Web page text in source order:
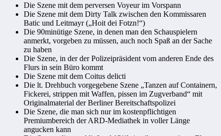
Die Szene mit dem perversen Voyeur im Vorspann
Die Szene mit dem Dirty Talk zwischen den Kommissaren
Batic und Leitmayr („Hoit dei Fotzn!“)
Die 90minütige Szene, in denen man den Schauspielern
anmerkt, vorgeben zu müssen, auch noch Spaß an der Sache
zu haben
Die Szene, in der der Polizeipräsident vom anderen Ende des
Flurs in sein Büro kommt
Die Szene mit dem Coitus delicti
Die lt. Drehbuch vorgegebene Szene „Tanzen auf Containern,
Fickerei, strippen mit Waffen, pissen im Zugverband“ mit
Originalmaterial der Berliner Bereitschaftspolizei
Die Szene, die man sich nur im kostenpflichtigen
Premiumbereich der ARD-Mediathek in voller Länge
angucken kann